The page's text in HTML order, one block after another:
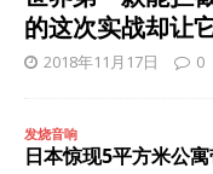
的这次实战却让
2018年11月17日 0
发烧音响
日本惊现5平方米公